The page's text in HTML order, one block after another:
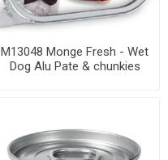
M13048 Monge Fresh - Wet
Dog Alu Pate & chunkies